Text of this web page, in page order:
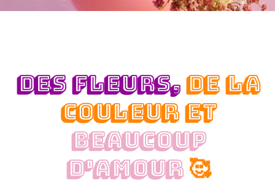
DES FLEURS,DE LA
COULEUR ET
BEAUCOUP
D'AMOUR🥰